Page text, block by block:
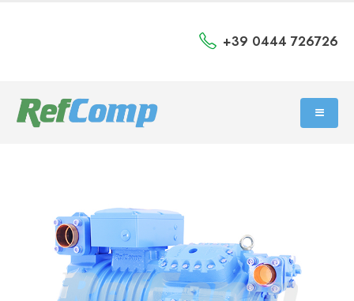
+39 0444 726726